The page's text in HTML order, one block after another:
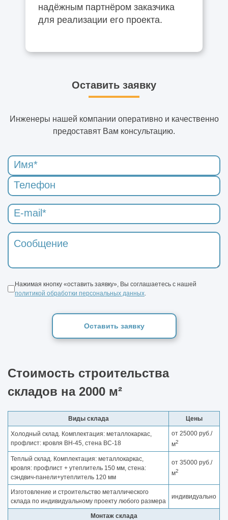
надёжным партнёром заказчика
для реализации его проекта.
Оставить заявку
Инженеры нашей компании оперативно и качественно
предоставят Вам консультацию.
Нажимая кнопку «оставить заявку», Вы соглашаетесь с нашей
политикой обработки персональных данных.
Оставить заявку
Стоимость строительства
складов на 2000 м²
Виды склада Цены
Холодный склад. Комплектация: металлокаркас,
профлист: кровля ВН-45, стена ВС-18
от 25000 руб./
м2
Теплый склад. Комплектация: металлокаркас,
кровля: профлист + утеплитель 150 мм, стена:
сэндвич-панели+утеплитель 120 мм
от 35000 руб./
м2
Изготовление и строительство металлического
склада по индивидуальному проекту любого размера
индивидуально
Монтаж склада